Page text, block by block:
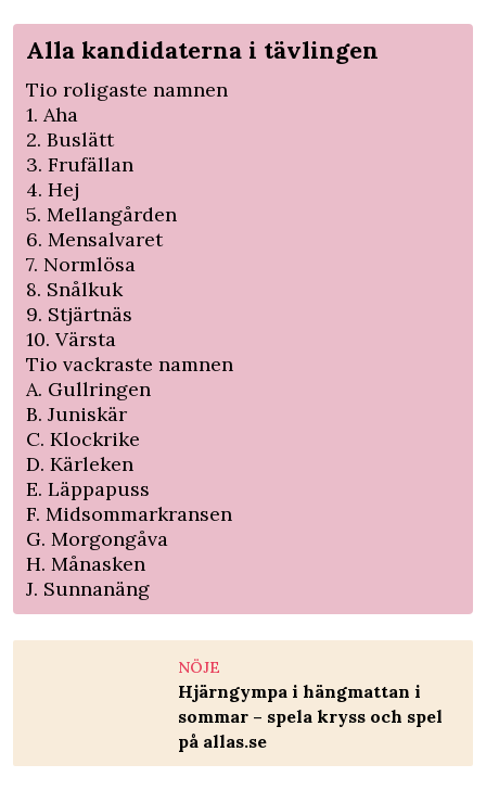
Alla kandidaterna i tävlingen
Tio roligaste namnen
1. Aha
2. Buslätt
3. Frufällan
4. Hej
5. Mellangården
6. Mensalvaret
7. Normlösa
8. Snålkuk
9. Stjärtnäs
10. Värsta
Tio vackraste namnen
A. Gullringen
B. Juniskär
C. Klockrike
D. Kärleken
E. Läppapuss
F. Midsommarkransen
G. Morgongåva
H. Månasken
J. Sunnanäng
NÖJE
Hjärngympa i hängmattan i
sommar – spela kryss och spel
på allas.se